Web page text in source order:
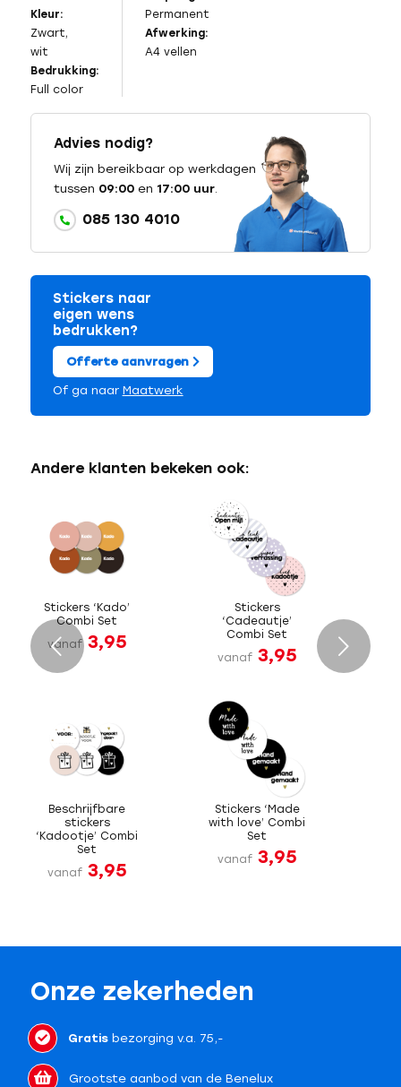
Kleur:
Zwart,
wit
Bedrukking:
Full color
Permanent
Afwerking:
A4 vellen
Advies nodig?
Wij zijn bereikbaar op werkdagen
tussen 09:00en 17:00 uur.
085 130 4010
Stickers naar
eigen wens
bedrukken?
Offerte aanvragen
Of ga naar Maatwerk
Andere klanten bekeken ook:
Stickers ‘Kado’
Combi Set
vanaf 3,95
Stickers
‘Cadeautje’
Combi Set
vanaf 3,95
Beschrijfbare
stickers
‘Kadootje’ Combi
Set
vanaf 3,95
Stickers ‘Made
with love’ Combi
Set
vanaf 3,95
Volgende
Onze zekerheden
Gratisbezorging v.a. 75,-
Grootste aanbod van de Benelux